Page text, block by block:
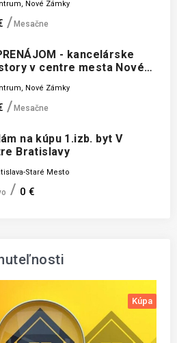
Nové Zámky
Mesačne
- kancelárske
v centre mesta Nové
Nové Zámky
Mesačne
byt V
Bratislavy
Staré Mesto
0 €
Kúpa